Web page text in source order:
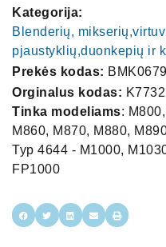
Kategorija:
Blenderių,
pjaustyklių,duonkepių ir
Prekės kodas:
Orginalus kodas:
Tinka modeliams:
M860, M870, M880,
Typ 4644 - M1000,
FP1000